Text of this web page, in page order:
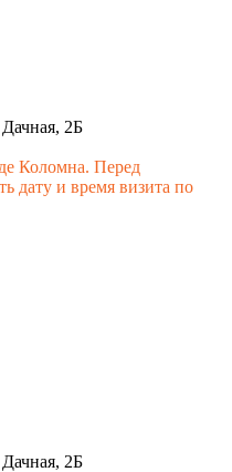
2Б
Коломна. Перед
дату и время визита по
2Б